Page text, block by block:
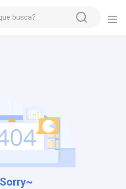
Sorry~